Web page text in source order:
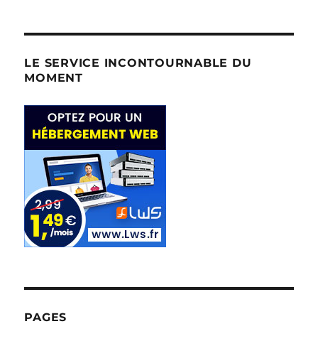
LE SERVICE INCONTOURNABLE DU
MOMENT
PAGES